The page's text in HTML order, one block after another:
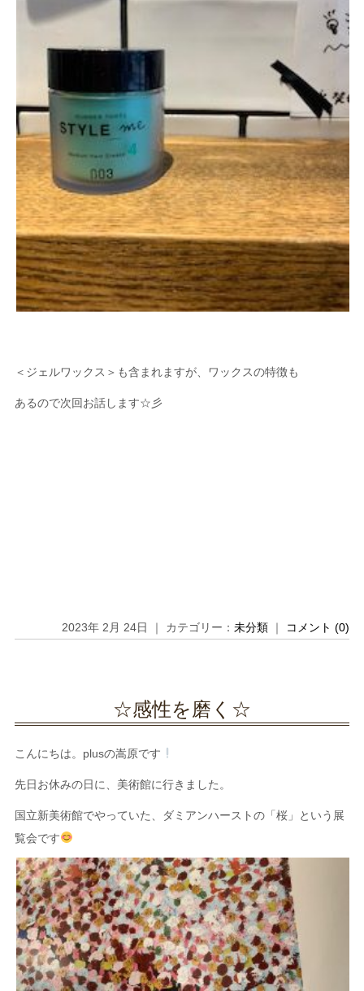
＜ジェルワックス＞も含まれますが、ワックスの特徴も
あるので次回お話します☆彡
2023年 2月 24日 ｜ カテゴリー：未分類 ｜ コメント (0)
☆感性を磨く☆
こんにちは。plusの嵩原です
先日お休みの日に、美術館に行きました。
国立新美術館でやっていた、ダミアンハーストの「桜」という展
覧会です